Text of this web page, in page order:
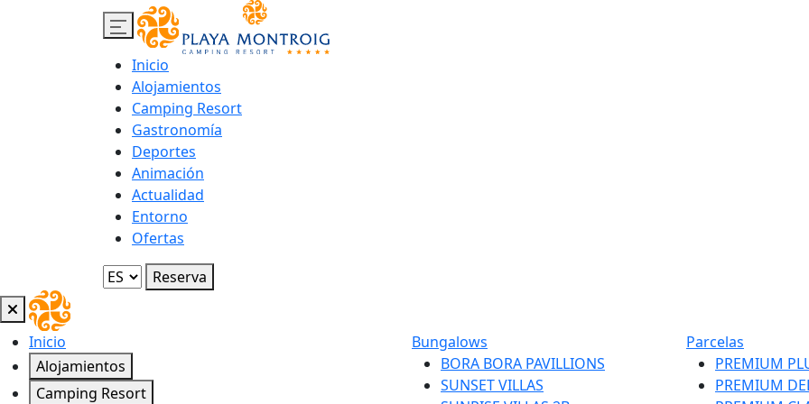
Inicio
Alojamientos
Camping Resort
Gastronomía
Deportes
Animación
Actualidad
Entorno
Ofertas
Reserva
Inicio
Alojamientos
Camping Resort
Bungalows
BORA BORA PAVILLIONS
SUNSET VILLAS
Parcelas
PREMIUM
PREMIUM